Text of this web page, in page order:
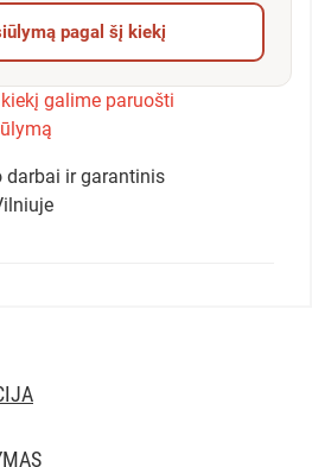
pagal šį kiekį
galime paruošti
ir garantinis